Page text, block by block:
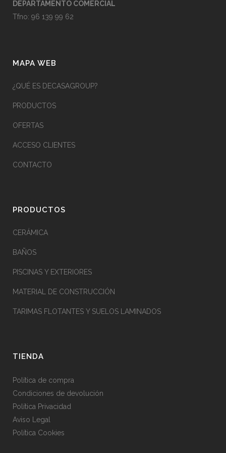
página
DEPARTAMENTO COMERCIAL
Tfno: 96 139 99 62
MAPA WEB
¿QUÉ ES DECASAGROUP?
PRODUCTOS
OFERTAS
ACCESO CLIENTES
CONTACTO
PRODUCTOS
CERÁMICA
BAÑOS
PISCINAS Y EXTERIORES
MATERIAL DE CONSTRUCCIÓN
TARIMAS FLOTANTES Y SUELOS LAMINADOS
TIENDA
Política de compra
Condiciones de devolución
Política Privacidad
Aviso Legal
Política Cookies